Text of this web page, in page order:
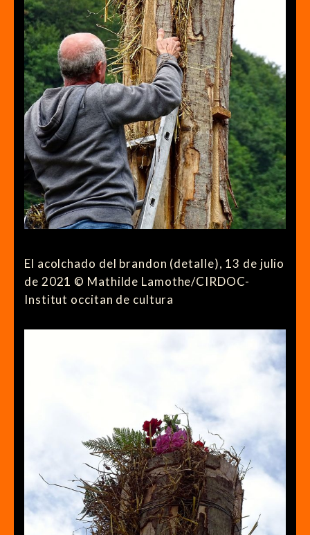
El acolchado del brandon (detalle), 13 de julio
de 2021 © Mathilde Lamothe/CIRDOC-
Institut occitan de cultura